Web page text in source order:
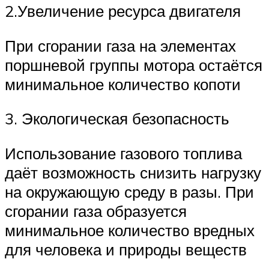
2.Увеличение ресурса двигателя
При сгорании газа на элементах
поршневой группы мотора остаётся
минимальное количество копоти
3. Экологическая безопасность
Использование газового топлива
даёт возможность снизить нагрузку
на окружающую среду в разы. При
сгорании газа образуется
минимальное количество вредных
для человека и природы веществ